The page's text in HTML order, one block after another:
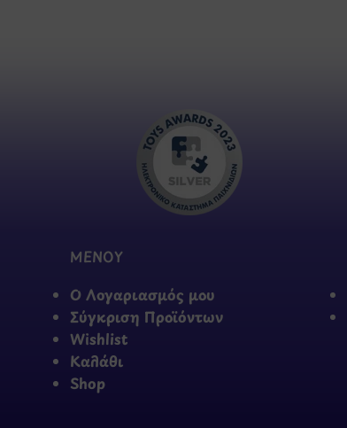
ΜΕΝΟΥ
Ο Λογαριασμός μου
Σύγκριση Προϊόντων
Wishlist
Καλάθι
Shop